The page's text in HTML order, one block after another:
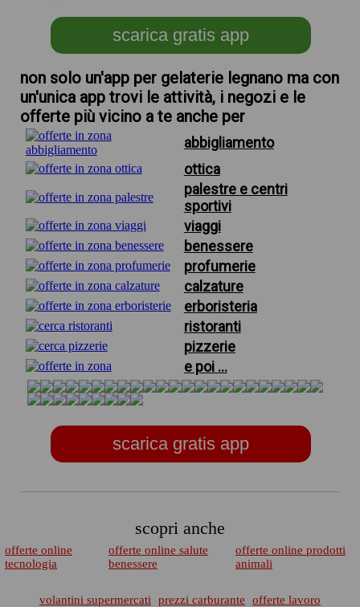
scarica gratis app
non solo un'app per gelaterie legnano ma con
un'unica app trovi le attività, i negozi e le
offerte più vicino a te anche per
abbigliamento
ottica
palestre e centri
sportivi
viaggi
benessere
profumerie
calzature
erboristeria
ristoranti
pizzerie
e poi ...
scarica gratis app
scopri anche
offerte online
tecnologia
offerte online salute
benessere
offerte online prodotti
animali
volantini supermercati prezzi carburante
offerte lavoro